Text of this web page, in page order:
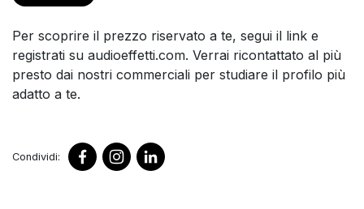
Per scoprire il prezzo riservato a te, segui il link e
registrati su audioeffetti.com. Verrai ricontattato al più
presto dai nostri commerciali per studiare il profilo più
adatto a te.
Condividi: